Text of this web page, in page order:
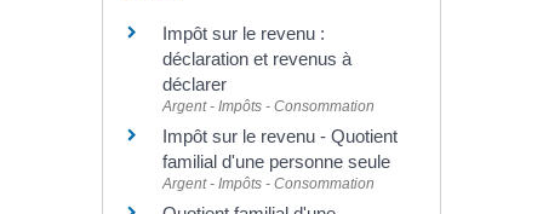
Impôt sur le revenu :
déclaration et revenus à
déclarer
Argent - Impôts - Consommation
Impôt sur le revenu - Quotient
familial d'une personne seule
Argent - Impôts - Consommation